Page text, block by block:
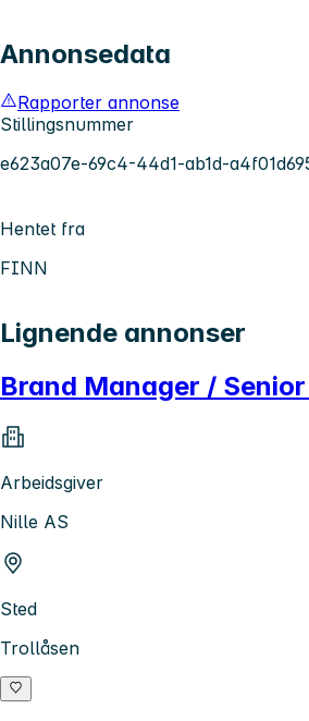
Annonsedata
Rapporter annonse
Stillingsnummer
e623a07e-69c4-44d1-ab1d-
Hentet fra
FINN
Lignende annonser
Brand Manager /
Arbeidsgiver
Nille AS
Sted
Trollåsen